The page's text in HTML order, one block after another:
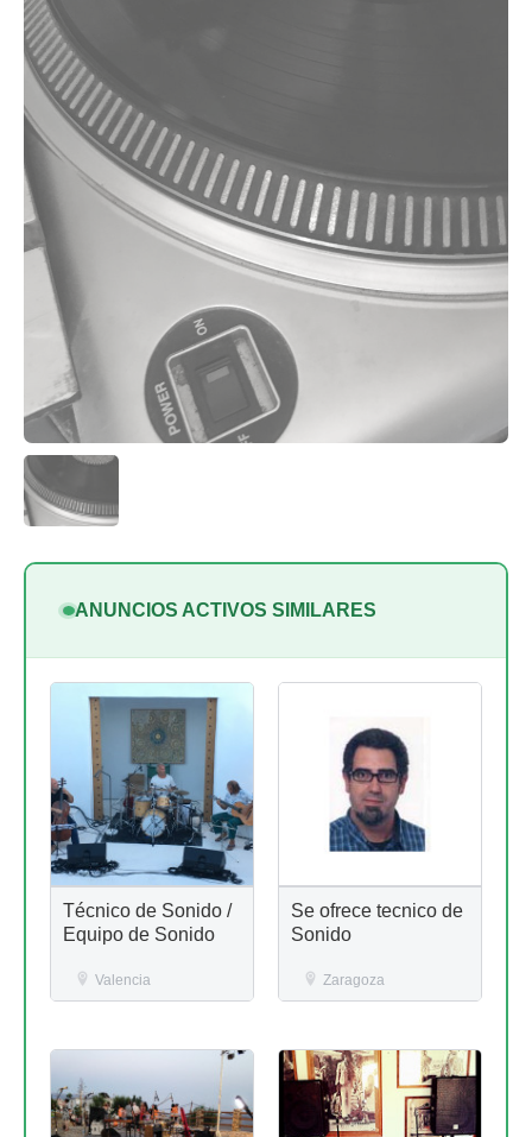
ANUNCIOS ACTIVOS SIMILARES
Técnico de Sonido /
Equipo de Sonido
Valencia
Se ofrece tecnico de
Sonido
Zaragoza